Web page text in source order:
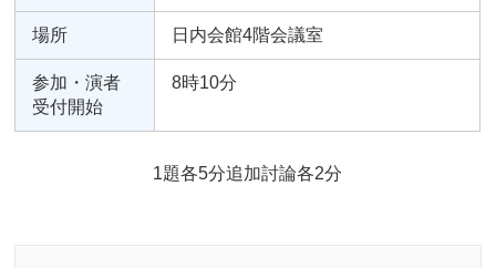
場所 日内会館4階会議室
参加・演者
受付開始
8時10分
1題各5分追加討論各2分